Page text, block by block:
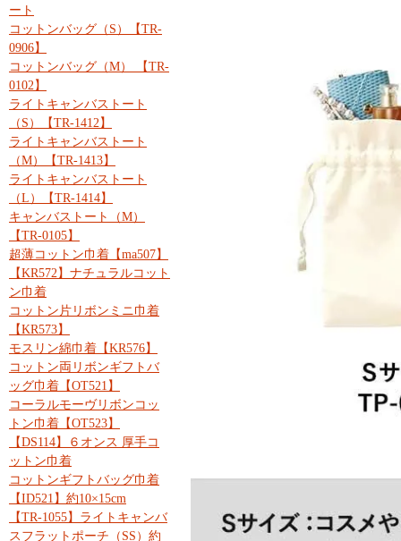
ート
コットンバッグ（S）【TR-
0906】
コットンバッグ（M） 【TR-
0102】
ライトキャンバストート
（S）【TR-1412】
ライトキャンバストート
（M）【TR-1413】
ライトキャンバストート
（L）【TR-1414】
キャンバストート（M）
【TR-0105】
超薄コットン巾着【ma507】
【KR572】ナチュラルコット
ン巾着
コットン片リボンミニ巾着
【KR573】
モスリン綿巾着【KR576】
コットン両リボンギフトバ
ッグ巾着【OT521】
コーラルモーヴリボンコッ
トン巾着【OT523】
【DS114】６オンス 厚手コ
ットン巾着
コットンギフトバッグ巾着
【ID521】約10×15cm
【TR-1055】ライトキャンバ
スフラットポーチ（SS）約